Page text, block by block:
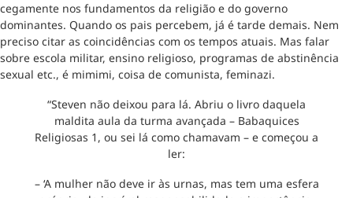
cegamente nos fundamentos da religião e do governo
dominantes. Quando os pais percebem, já é tarde demais. Nem
preciso citar as coincidências com os tempos atuais. Mas falar
sobre escola militar, ensino religioso, programas de abstinência
sexual etc., é mimimi, coisa de comunista, feminazi.
“Steven não deixou para lá. Abriu o livro daquela
maldita aula da turma avançada – Babaquices
Religiosas 1, ou sei lá como chamavam – e começou a
ler:
– ‘A mulher não deve ir às urnas, mas tem uma esfera